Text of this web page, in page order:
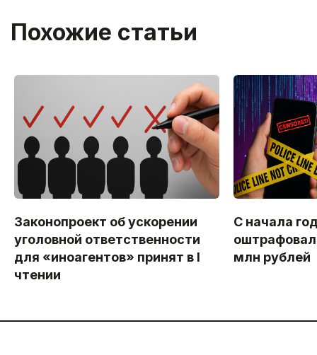
Похожие статьи
Законопроект об ускорении
уголовной ответственности
для «иноагентов» принят в I
чтении
С начала
млн рублей